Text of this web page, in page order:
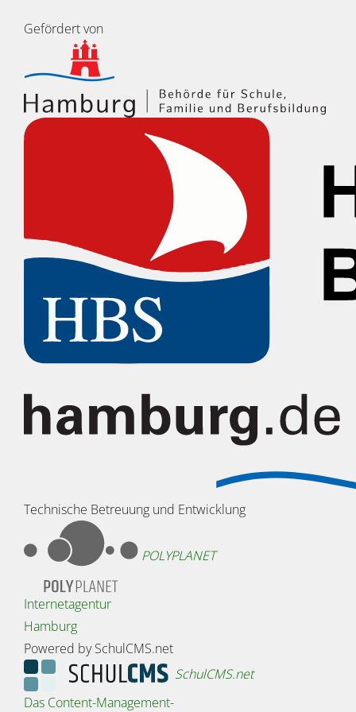
Gefördert von
Technische Betreuung und Entwicklung
POLYPLANET
Internetagentur
Hamburg
Powered by SchulCMS.net
SchulCMS.net
Das Content-Management-